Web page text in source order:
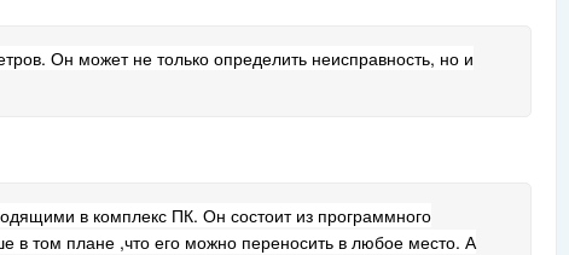
Он может не только определить неисправность, но и
в комплекс ПК. Он состоит из программного
в том плане ,что его можно переносить в любое место. А